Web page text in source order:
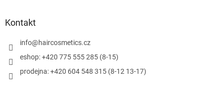
Kontakt
info@haircosmetics.cz
eshop: +420 775 555 285 (8-15)
prodejna: +420 604 548 315 (8-12 13-17)